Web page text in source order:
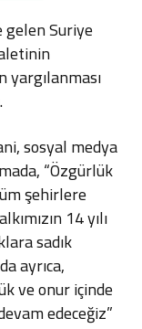
Suriye
sosyal medya
“Özgürlük
şehirlere
14 yılı
sadık
ayrıca,
ve onur içinde
edeceğiz”